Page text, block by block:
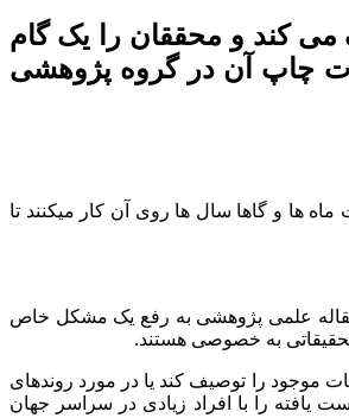
می کند و محققان را یک گام
چاپ آن در گروه پژوهشی
ها و گاها سال ها روی آن کار میکنند تا
مقاله علمی پژوهشی به رفع یک مشکل خاص
به خصوصی هستند.
موجود را توصیف کند یا در مورد روندهای
را با افراد زیادی در سراسر جهان